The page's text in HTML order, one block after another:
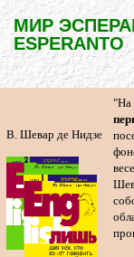
МИР
ESPERANTO
В. Шевар де Нидзе
"На